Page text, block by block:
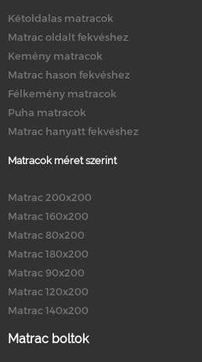
Kétoldalas matracok
Matrac oldalt fekvéshez
Kemény matracok
Matrac hason fekvéshez
Félkemény matracok
Puha matracok
Matrac hanyatt fekvéshez
Matracok méret szerint
Matrac 200x200
Matrac 160x200
Matrac 80x200
Matrac 180x200
Matrac 90x200
Matrac 120x200
Matrac 140x200
Matrac boltok